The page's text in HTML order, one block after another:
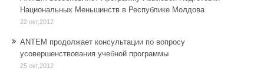
Национальных Меньшинств в Республике Молдова
22 окт,2012
ANTEM продолжает консультации по вопросу
усовершенствования учебной программы
25 окт,2012